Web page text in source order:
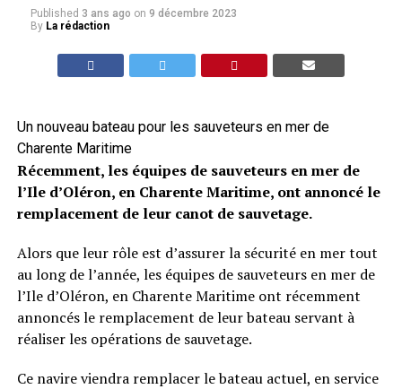
Published 3 ans ago on 9 décembre 2023
By La rédaction
Un nouveau bateau pour les sauveteurs en mer de
Charente Maritime
Récemment, les équipes de sauveteurs en mer de
l’Ile d’Oléron, en Charente Maritime, ont annoncé le
remplacement de leur canot de sauvetage.
Alors que leur rôle est d’assurer la sécurité en mer tout
au long de l’année, les équipes de sauveteurs en mer de
l’Ile d’Oléron, en Charente Maritime ont récemment
annoncés le remplacement de leur bateau servant à
réaliser les opérations de sauvetage.
Ce navire viendra remplacer le bateau actuel, en service